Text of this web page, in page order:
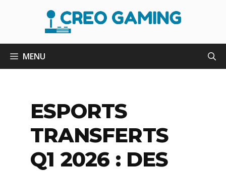
MENU
ESPORTS
TRANSFERTS
Q1 2026 : DES